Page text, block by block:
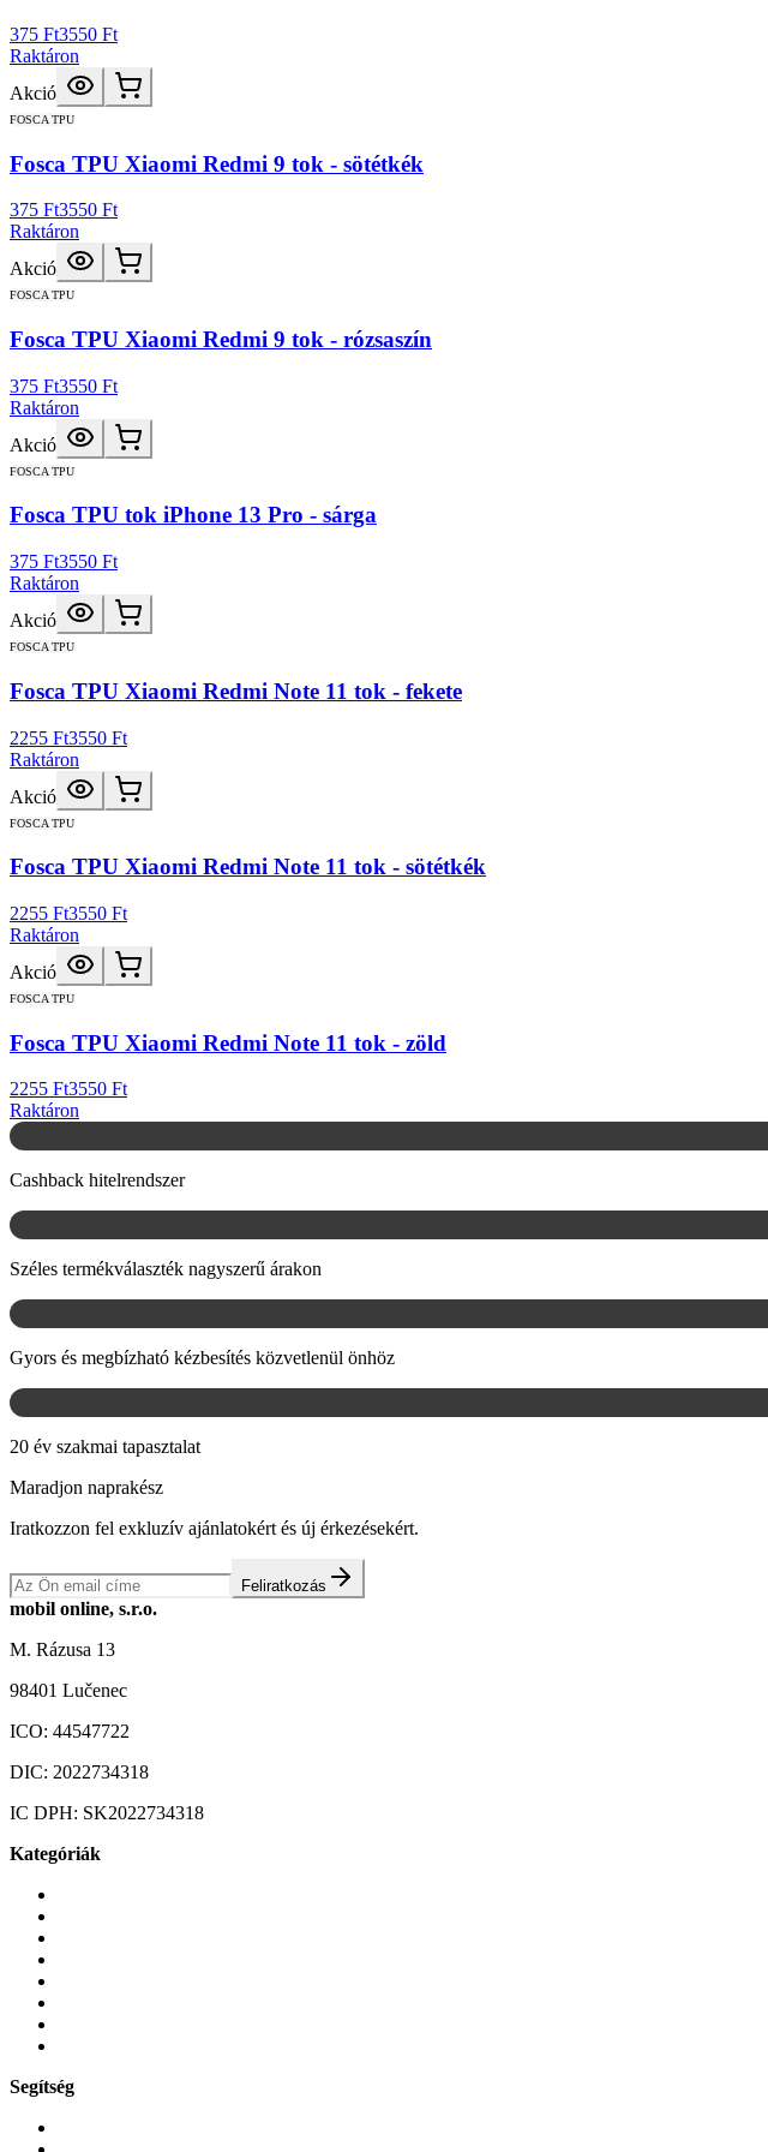
375 Ft3550 Ft
Raktáron
Akció
FOSCA TPU
Fosca TPU Xiaomi Redmi 9 tok - sötétkék
375 Ft3550 Ft
Raktáron
Akció
FOSCA TPU
Fosca TPU Xiaomi Redmi 9 tok - rózsaszín
375 Ft3550 Ft
Raktáron
Akció
FOSCA TPU
Fosca TPU tok iPhone 13 Pro - sárga
375 Ft3550 Ft
Raktáron
Akció
FOSCA TPU
Fosca TPU Xiaomi Redmi Note 11 tok - fekete
2255 Ft3550 Ft
Raktáron
Akció
FOSCA TPU
Fosca TPU Xiaomi Redmi Note 11 tok - sötétkék
2255 Ft3550 Ft
Raktáron
Akció
FOSCA TPU
Fosca TPU Xiaomi Redmi Note 11 tok - zöld
2255 Ft3550 Ft
Raktáron
Cashback hitelrendszer
Széles termékválaszték nagyszerű árakon
Gyors és megbízható kézbesítés közvetlenül önhöz
20 év szakmai tapasztalat
Maradjon naprakész
Iratkozzon fel exkluzív ajánlatokért és új érkezésekért.
Feliratkozás
mobil online, s.r.o.
M. Rázusa 13
98401 Lučenec
ICO: 44547722
DIC: 2022734318
IC DPH: SK2022734318
Kategóriák
Segítség